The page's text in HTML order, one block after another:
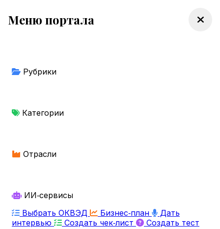
Меню портала
Рубрики
Категории
Отрасли
ИИ‑сервисы
Выбрать ОКВЭД
Бизнес‑план
Дать
интервью
Создать чек‑лист Создать тест